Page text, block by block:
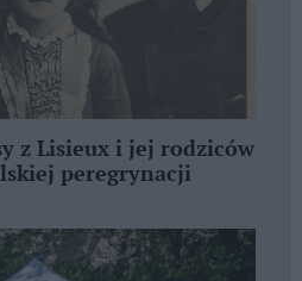
z Lisieux i jej rodziców
peregrynacji